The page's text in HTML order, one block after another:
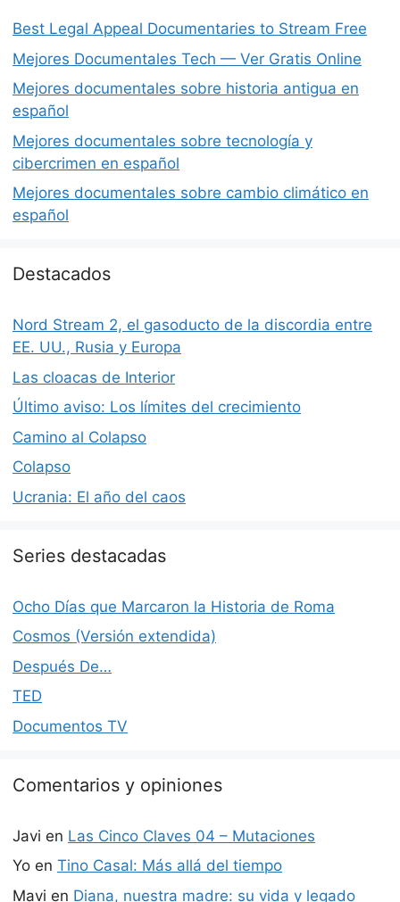
Best Legal Appeal Documentaries to Stream Free
Mejores Documentales Tech — Ver Gratis Online
Mejores documentales sobre historia antigua en
español
Mejores documentales sobre tecnología y
cibercrimen en español
Mejores documentales sobre cambio climático en
español
Destacados
Nord Stream 2, el gasoducto de la discordia entre
EE. UU., Rusia y Europa
Las cloacas de Interior
Último aviso: Los límites del crecimiento
Camino al Colapso
Colapso
Ucrania: El año del caos
Series destacadas
Ocho Días que Marcaron la Historia de Roma
Cosmos (Versión extendida)
Después De…
TED
Documentos TV
Comentarios y opiniones
Javi en Las Cinco Claves 04 – Mutaciones
Yo en Tino Casal: Más allá del tiempo
Mavi en Diana, nuestra madre: su vida y legado